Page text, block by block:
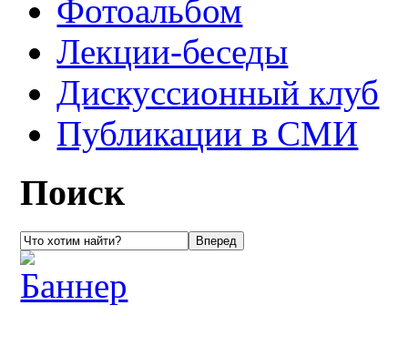
Фотоальбом
Лекции-беседы
Дискуссионный клуб
Публикации в СМИ
Поиск